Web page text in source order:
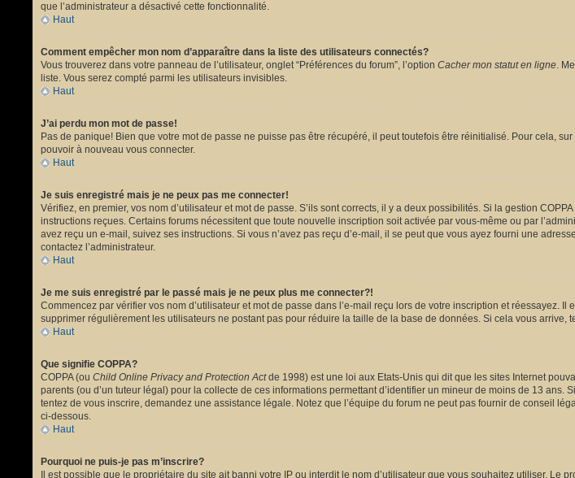
que l’administrateur a désactivé cette fonctionnalité.
Haut
Comment empêcher mon nom d’apparaître dans la liste des utilisateurs connectés?
Vous trouverez dans votre panneau de l’utilisateur, onglet “Préférences du forum”, l’option Cacher mon statut en ligne.
liste. Vous serez compté parmi les utilisateurs invisibles.
Haut
J’ai perdu mon mot de passe!
Pas de panique! Bien que votre mot de passe ne puisse pas être récupéré, il peut toutefois être réinitialisé. Pour cela,
pouvoir à nouveau vous connecter.
Haut
Je suis enregistré mais je ne peux pas me connecter!
Vérifiez, en premier, vos nom d’utilisateur et mot de passe. S’ils sont corrects, il y a deux possibilités. Si la gestion
instructions reçues. Certains forums nécessitent que toute nouvelle inscription soit activée par vous-même ou par
avez reçu un e-mail, suivez ses instructions. Si vous n’avez pas reçu d’e-mail, il se peut que vous ayez fourni une
contactez l’administrateur.
Haut
Je me suis enregistré par le passé mais je ne peux plus me connecter?!
Commencez par vérifier vos nom d’utilisateur et mot de passe dans l’e-mail reçu lors de votre inscription et réessayez.
supprimer régulièrement les utilisateurs ne postant pas pour réduire la taille de la base de données. Si cela vous arrive,
Haut
Que signifie COPPA?
COPPA (ou Child Online Privacy and Protection Actde 1998) est une loi aux Etats-Unis qui dit que les sites Internet
parents (ou d’un tuteur légal) pour la collecte de ces informations permettant d’identifier un mineur de moins de 13
tentez de vous inscrire, demandez une assistance légale. Notez que l’équipe du forum ne peut pas fournir de conseil
ci-dessous.
Haut
Pourquoi ne puis-je pas m’inscrire?
Il est possible que le propriétaire du site ait banni votre IP ou interdit le nom d’utilisateur que vous souhaitez utiliser.